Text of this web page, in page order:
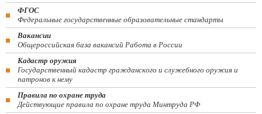
ФГОС
Федеральные государственные образовательные стандарты
Вакансии
Общероссийская база вакансий Работа в России
Кадастр оружия
Государственный кадастр гражданского и служебного оружия и
патронов к нему
Правила по охране труда
Действующие правила по охране труда Минтруда РФ